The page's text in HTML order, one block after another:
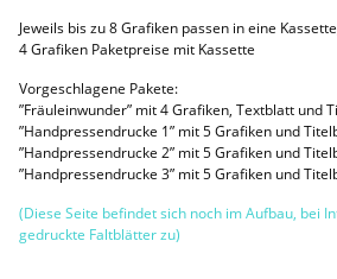
Jeweils bis zu 8 Grafiken passen in eine
4 Grafiken Paketpreise mit Kassette
Vorgeschlagene Pakete:
”Fräuleinwunder” mit 4 Grafiken, Textblatt und
”Handpressendrucke 1” mit 5 Grafiken und
”Handpressendrucke 2” mit 5 Grafiken und
”Handpressendrucke 3” mit 5 Grafiken und
(Diese Seite befindet sich noch im Aufbau, bei
gedruckte Faltblätter zu)